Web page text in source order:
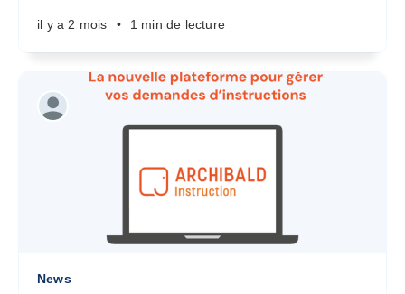
il y a 2 mois • 1 min de lecture
News